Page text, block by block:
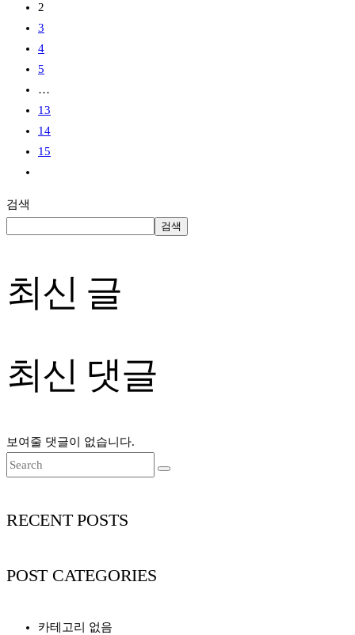
2
3
4
5
…
13
14
15
검색
검색
최신 글
최신 댓글
보여줄 댓글이 없습니다.
RECENT POSTS
POST CATEGORIES
카테고리 없음